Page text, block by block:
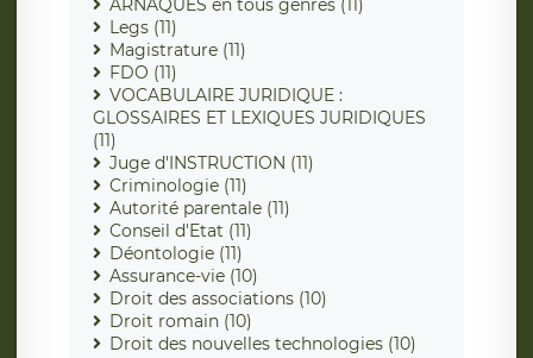
ARNAQUES en tous genres (11)
Legs (11)
Magistrature (11)
FDO (11)
VOCABULAIRE JURIDIQUE :
GLOSSAIRES ET LEXIQUES JURIDIQUES
(11)
Juge d'INSTRUCTION (11)
Criminologie (11)
Autorité parentale (11)
Conseil d'Etat (11)
Déontologie (11)
Assurance-vie (10)
Droit des associations (10)
Droit romain (10)
Droit des nouvelles technologies (10)